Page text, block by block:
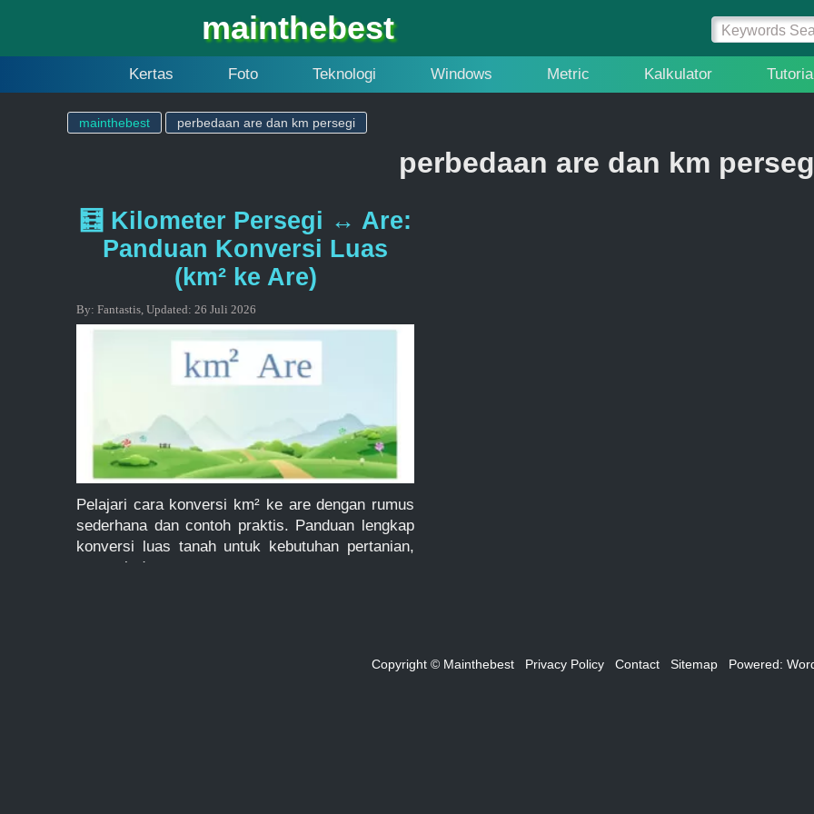
mainthebest
Kertas Foto Teknologi Windows Metric Kalkulator
mainthebest perbedaan are dan km persegi
perbedaan are dan km
🧮 Kilometer Persegi ↔ Are:
Panduan Konversi Luas
(km² ke Are)
By: Fantastis, Updated: 26 Juli 2026
Pelajari cara konversi km² ke are dengan rumus
sederhana dan contoh praktis. Panduan lengkap
konversi luas tanah untuk kebutuhan pertanian,
properti, dan tata ruang.
Copyright © Mainthebest Privacy Policy Contact Sitemap Powered: